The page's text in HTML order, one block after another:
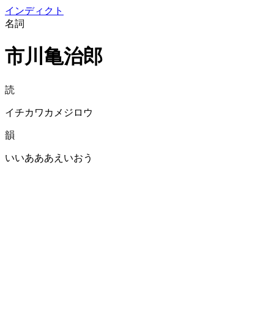
インディクト
名詞
市川亀治郎
読
イチカワカメジロウ
韻
いいあああえいおう